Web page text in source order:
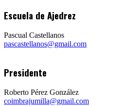
Escuela de Ajedrez
Pascual Castellanos
pascastellanos@gmail.com
Presidente
Roberto Pérez González
coimbrajumilla@gmail.com